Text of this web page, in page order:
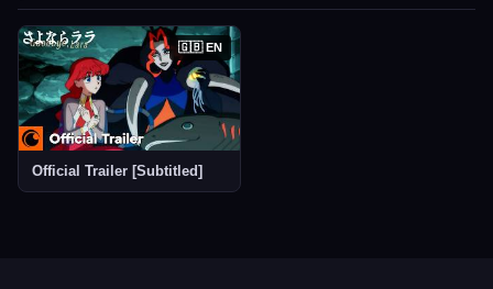
🇬🇧 EN
Official Trailer [Subtitled]